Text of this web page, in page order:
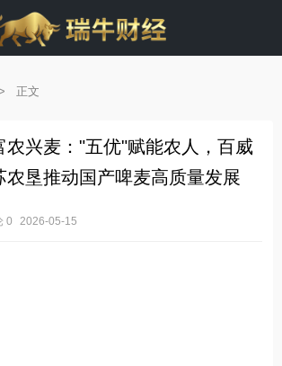
正文
农兴麦："五优"赋能农人，百威
农垦推动国产啤麦高质量发展
0 2026-05-15